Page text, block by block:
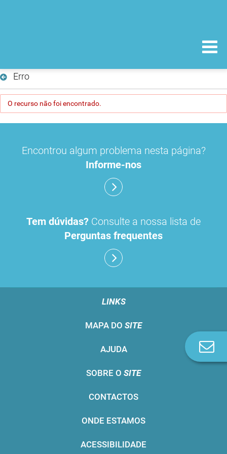
Erro
O recurso não foi encontrado.
Encontrou algum problema nesta página?
Informe-nos
Tem dúvidas? Consulte a nossa lista de
Perguntas frequentes
LINKS
MAPA DO SITE
AJUDA
SOBRE O SITE
CONTACTOS
ONDE ESTAMOS
ACESSIBILIDADE